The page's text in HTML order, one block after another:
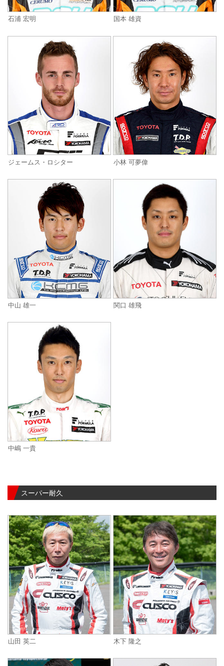
石浦 宏明 国本 雄資
ジェームス・ロシター 小林 可夢偉
中山 雄一 関口 雄飛
中嶋 一貴
スーパー耐久
山田 英二 木下 隆之